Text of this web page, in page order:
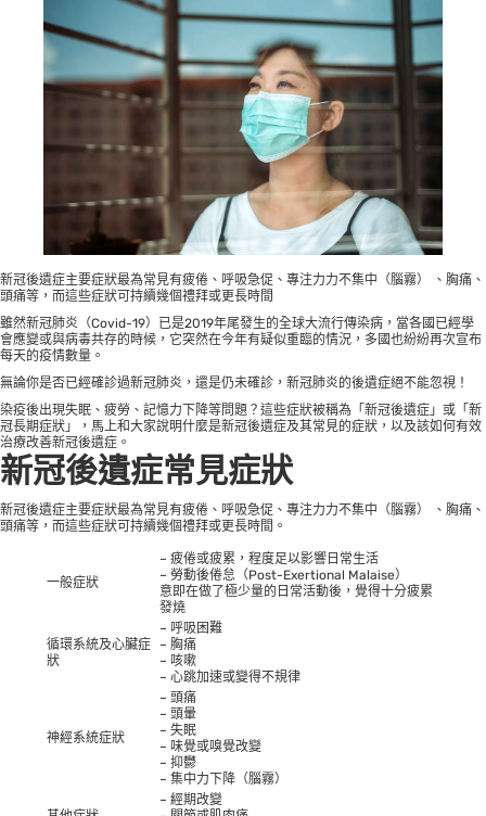
新冠後遺症主要症狀最為常見有疲倦、呼吸急促、專注力力不集中（腦霧） 、胸痛、
頭痛等，而這些症狀可持續幾個禮拜或更長時間
雖然新冠肺炎（Covid-19）已是2019年尾發生的全球大流行傳染病，當各國已經學
會應變或與病毒共存的時候，它突然在今年有疑似重臨的情況，多國也紛紛再次宣布
每天的疫情數量。
無論你是否已經確診過新冠肺炎，還是仍未確診，新冠肺炎的後遺症絕不能忽視！
染疫後出現失眠、疲勞、記憶力下降等問題？這些症狀被稱為「新冠後遺症」或「新
冠長期症狀」，馬上和大家說明什麼是新冠後遺症及其常見的症狀，以及該如何有效
治療改善新冠後遺症。
新冠後遺症常見症狀
新冠後遺症主要症狀最為常見有疲倦、呼吸急促、專注力力不集中（腦霧） 、胸痛、
頭痛等，而這些症狀可持續幾個禮拜或更長時間。
一般症狀
– 疲倦或疲累，程度足以影響日常生活
– 勞動後倦怠（Post-Exertional Malaise）
意即在做了極少量的日常活動後，覺得十分疲累
發燒
循環系統及心臟症
狀
– 呼吸困難
– 胸痛
– 咳嗽
– 心跳加速或變得不規律
神經系統症狀
– 頭痛
– 頭暈
– 失眠
– 味覺或嗅覺改變
– 抑鬱
– 集中力下降（腦霧）
– 經期改變